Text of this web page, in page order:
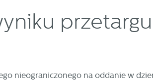
nieograniczonego na oddanie w